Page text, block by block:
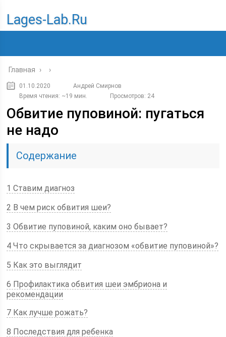
Lages-Lab.ru
Главная › ›
01.10.2020
Андрей Смирнов
Время чтения: ~19 мин.
Просмотров: 24
Обвитие пуповиной: пугаться
не надо
Содержание
1 Ставим диагноз
2 В чем риск обвития шеи?
3 Обвитие пуповиной, каким оно бывает?
4 Что скрывается за диагнозом «обвитие пуповиной»?
5 Как это выглядит
6 Профилактика обвития шеи эмбриона и
рекомендации
7 Как лучше рожать?
8 Последствия для ребенка